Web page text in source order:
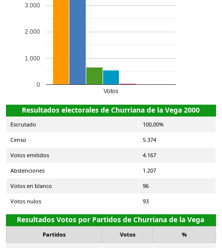
Votos
0
1.000
2.000
3.000
Resultados electorales de Churriana de la Vega 2000
Escrutado 100,00%
Censo 5.374
Votos emitidos 4.167
Abstenciones 1.207
Votos en blanco 96
Votos nulos 93
Resultados Votos por Partidos de Churriana de la Vega
Partidos Votos %